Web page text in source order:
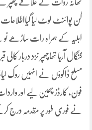
تھانہ روات کے علاقے چھپر
گن پوائنٹ لوٹ لیا گیااطلاعات
اہلیہ کے ہمراہ رات ساڑھے
فون، کارڈز چھین لیے اور
نے فوری طور پر مقدمہ درج